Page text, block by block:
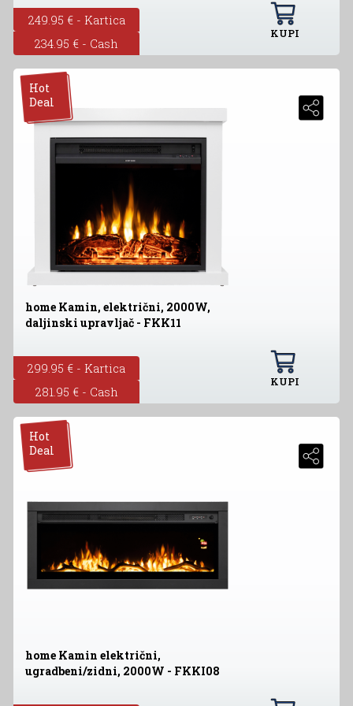
249.95 € - Kartica
234.95 € - Cash
KUPI
Hot
Deal
home Kamin, električni, 2000W,
daljinski upravljač - FKK11
299.95 € - Kartica
281.95 € - Cash
KUPI
Hot
Deal
home Kamin električni,
ugradbeni/zidni, 2000W - FKKI08